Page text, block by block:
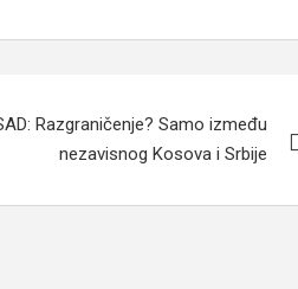
Razgraničenje? Samo između
nezavisnog Kosova i Srbije